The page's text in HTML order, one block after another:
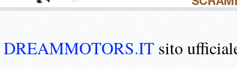
DREAMMOTORS.IT sito